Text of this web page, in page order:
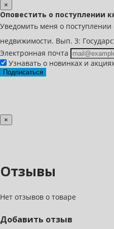
×
Оповестить о поступлении
Уведомить меня о
недвижимости. Вып. 3:
Электронная почта
Узнавать о новинках и
Подписаться
×
Отзывы
Нет отзывов о товаре
Добавить отзыв